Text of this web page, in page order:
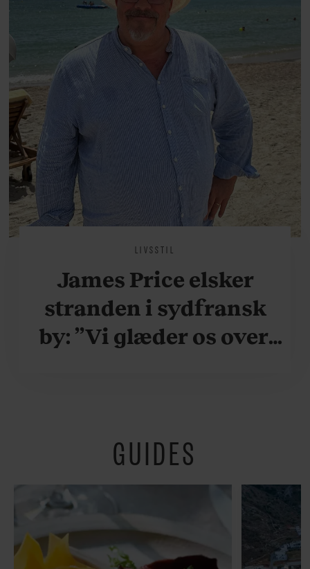
på.
LIVSSTIL
James Price elsker
stranden i sydfransk
by: ”Vi glæder os over,
fredeligt”
GUIDES